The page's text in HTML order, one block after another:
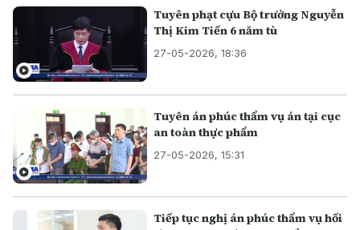
Tuyên phạt cựu Bộ trưởng Nguyễn
Thị Kim Tiến 6 năm tù
27-05-2026, 18:36
Tuyên án phúc thẩm vụ án tại cục
an toàn thực phẩm
27-05-2026, 15:31
Tiếp tục nghị án phúc thẩm vụ hối